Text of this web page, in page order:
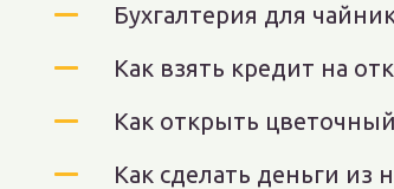
Бухгалтерия для
Как взять кредит на
Как открыть
Как сделать деньги из